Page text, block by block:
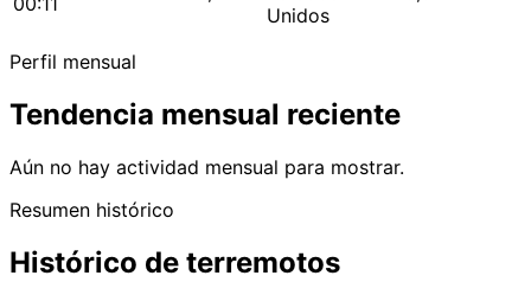
Unidos
Perfil mensual
Tendencia mensual reciente
Aún no hay actividad mensual para mostrar.
Resumen histórico
Histórico de terremotos